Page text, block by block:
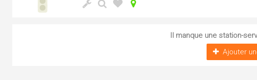
Il manque une station-
Ajouter